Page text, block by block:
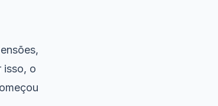
isso, o